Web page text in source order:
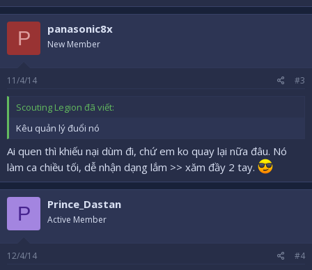
P panasonic8x
New Member
11/4/14 #3
Scouting Legion đã viết:
Kêu quản lý đuổi nó
Ai quen thì khiếu nại dùm đi, chứ em ko quay lại nữa đâu. Nó
làm ca chiều tối, dễ nhận dạng lắm >> xăm đầy 2 tay.
P Prince_Dastan
Active Member
12/4/14 #4